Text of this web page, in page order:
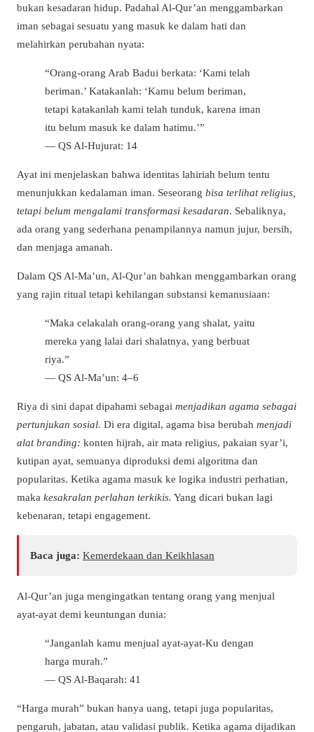
bukan kesadaran hidup. Padahal Al-Qur’an menggambarkan
iman sebagai sesuatu yang masuk ke dalam hati dan
melahirkan perubahan nyata:
“Orang-orang Arab Badui berkata: ‘Kami telah
beriman.’ Katakanlah: ‘Kamu belum beriman,
tetapi katakanlah kami telah tunduk, karena iman
itu belum masuk ke dalam hatimu.’”
— QS Al-Hujurat: 14
Ayat ini menjelaskan bahwa identitas lahiriah belum tentu
menunjukkan kedalaman iman. Seseorang bisa terlihat religius,
tetapi belum mengalami transformasi kesadaran. Sebaliknya,
ada orang yang sederhana penampilannya namun jujur, bersih,
dan menjaga amanah.
Dalam QS Al-Ma’un, Al-Qur’an bahkan menggambarkan orang
yang rajin ritual tetapi kehilangan substansi kemanusiaan:
“Maka celakalah orang-orang yang shalat, yaitu
mereka yang lalai dari shalatnya, yang berbuat
riya.”
— QS Al-Ma’un: 4–6
Riya di sini dapat dipahami sebagai menjadikan agama sebagai
pertunjukan sosial. Di era digital, agama bisa berubah menjadi
alat branding: konten hijrah, air mata religius, pakaian syar’i,
kutipan ayat, semuanya diproduksi demi algoritma dan
popularitas. Ketika agama masuk ke logika industri perhatian,
maka kesakralan perlahan terkikis. Yang dicari bukan lagi
kebenaran, tetapi engagement.
Baca juga: Kemerdekaan dan Keikhlasan
Al-Qur’an juga mengingatkan tentang orang yang menjual
ayat-ayat demi keuntungan dunia:
“Janganlah kamu menjual ayat-ayat-Ku dengan
harga murah.”
— QS Al-Baqarah: 41
“Harga murah” bukan hanya uang, tetapi juga popularitas,
pengaruh, jabatan, atau validasi publik. Ketika agama dijadikan